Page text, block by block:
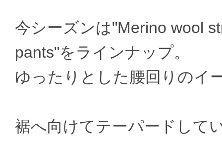
今シーズンは"Merino wool
pants"をラインナップ。
ゆったりとした腰回りのイ
裾へ向けてテーパードして